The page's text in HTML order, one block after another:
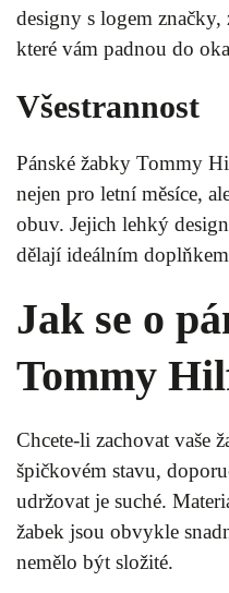
designy s logem značky,
které vám padnou do
Všestrannost
Pánské žabky Tommy
nejen pro letní měsíce,
obuv. Jejich lehký
dělají ideálním
Jak se o
Tommy
Chcete-li zachovat vaše
špičkovém stavu,
udržovat je suché.
žabek jsou obvykle
nemělo být složité.